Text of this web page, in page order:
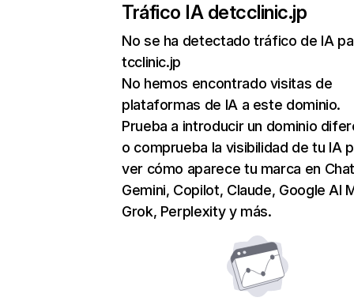
Tráfico IA detcclinic.jp
No se ha detectado tráfico de IA
tcclinic.jp
No hemos encontrado visitas de
plataformas de IA a este dominio.
Prueba a introducir un dominio
o comprueba la visibilidad de tu IA
ver cómo aparece tu marca en
Gemini, Copilot, Claude, Google AI
Grok, Perplexity y más.